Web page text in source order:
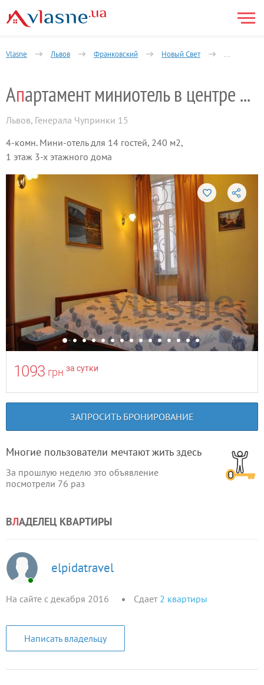
Vlasne Львов Франковский Новый Свет 4-
Ап артамент миниотель в центре Львова
Львов, Генерала Чупринки 15
4-комн. Мини-отель для 14 гостей, 240 м2,
1 этаж 3-х этажного дома
1093 грн за сутки
ЗАПРОСИТЬ БРОНИРОВАНИЕ
Многие пользователи мечтают жить здесь
За прошлую неделю это объявление
посмотрели 76 раз
ВЛАДЕЛЕЦ КВАРТИРЫ
elpidatravel
На сайте с декабря 2016 Сдает 2 квартиры
Написать владельцу